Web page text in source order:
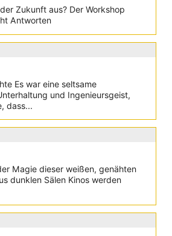
Zukunft aus? Der Workshop
Antworten
Es war eine seltsame
und Ingenieursgeist,
dass...
Magie dieser weißen, genähten
dunklen Sälen Kinos werden